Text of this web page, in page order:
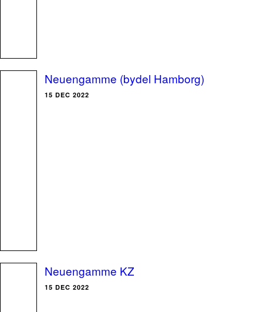
Neuengamme (bydel Hamborg)
15 DEC 2022
Neuengamme KZ
15 DEC 2022